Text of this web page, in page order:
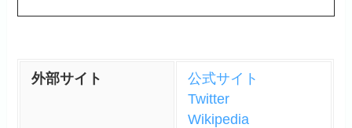
外部サイト
公式サイト
Twitter
Wikipedia